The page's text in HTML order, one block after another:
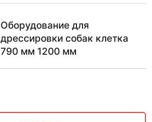
Оборудование для
дрессировки собак клетка
790 мм 1200 мм